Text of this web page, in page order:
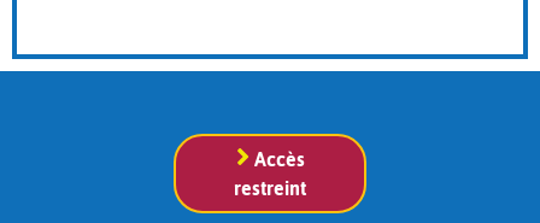
Accès
restreint